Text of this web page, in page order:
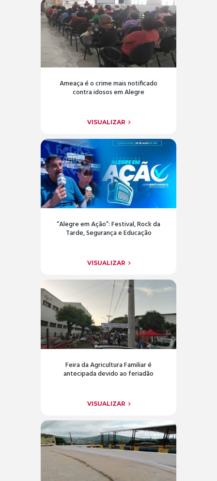
Ameaça é o crime mais notificado
contra idosos em Alegre
VISUALIZAR
“Alegre em Ação”: Festival, Rock da
Tarde, Segurança e Educação
VISUALIZAR
Feira da Agricultura Familiar é
antecipada devido ao feriadão
VISUALIZAR